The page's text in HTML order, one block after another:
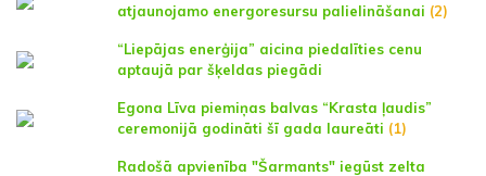
atjaunojamo energoresursu palielināšanai (2)
“Liepājas enerģija” aicina piedalīties cenu
aptaujā par šķeldas piegādi
Egona Līva piemiņas balvas “Krasta ļaudis”
ceremonijā godināti šī gada laureāti (1)
Radošā apvienība "Šarmants" iegūst zelta